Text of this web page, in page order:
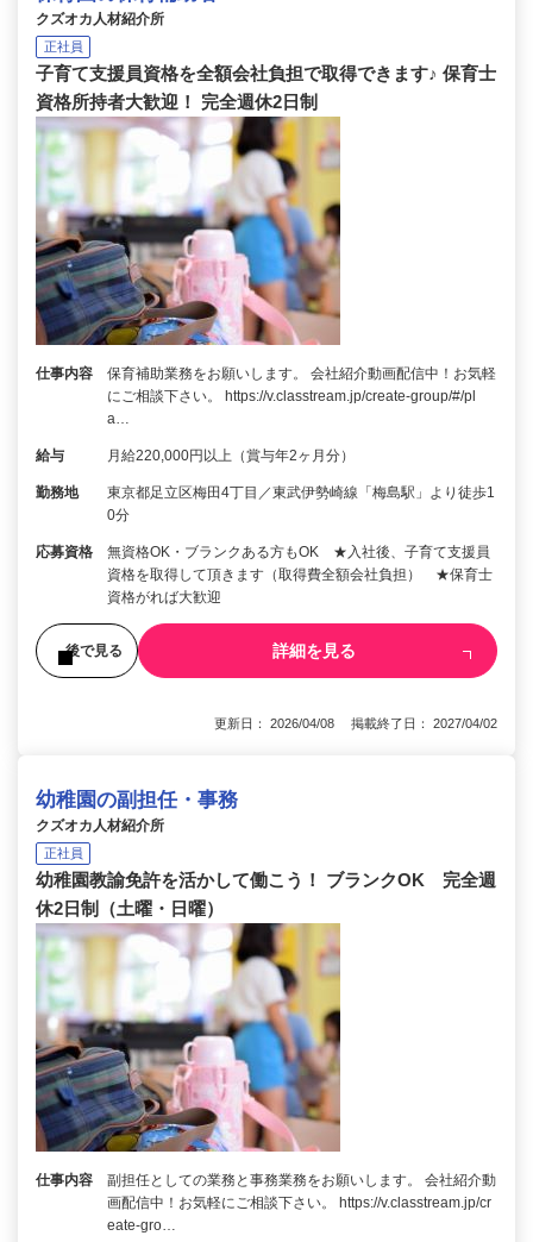
クズオカ人材紹介所
正社員
子育て支援員資格を全額会社負担で取得できます♪ 保育士
資格所持者大歓迎！ 完全週休2日制
仕事内容
保育補助業務をお願いします。 会社紹介動画配信中！お気軽
にご相談下さい。 https://v.classtream.jp/create-group/#/pl
a…
給与 月給220,000円以上（賞与年2ヶ月分）
勤務地
東京都足立区梅田4丁目／東武伊勢崎線「梅島駅」より徒歩1
0分
応募資格
無資格OK・ブランクある方もOK ★入社後、子育て支援員
資格を取得して頂きます（取得費全額会社負担） ★保育士
資格がれば大歓迎
後で見る 詳細を見る
更新日： 2026/04/08 掲載終了日： 2027/04/02
幼稚園の副担任・事務
クズオカ人材紹介所
正社員
幼稚園教諭免許を活かして働こう！ ブランクOK 完全週
休2日制（土曜・日曜）
仕事内容
副担任としての業務と事務業務をお願いします。 会社紹介動
画配信中！お気軽にご相談下さい。 https://v.classtream.jp/cr
eate-gro…